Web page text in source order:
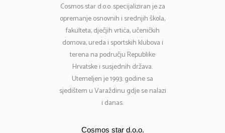
Cosmosstar d.o.o. specijaliziran je za
opremanje osnovnih i srednjih škola,
fakulteta, dječjih vrtića, učeničkih
domova, ureda i sportskih klubova i
terena na području Republike
Hrvatske i susjednih država.
Utemeljen je 1993. godine sa
sjedištem u Varaždinu gdje se nalazi
i danas.
Cosmos star d.o.o.